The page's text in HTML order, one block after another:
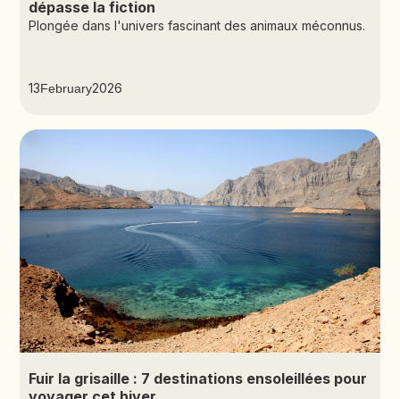
dépasse la fiction
Plongée dans l'univers fascinant des animaux méconnus.
13February2026
Fuir la grisaille : 7 destinations ensoleillées pour